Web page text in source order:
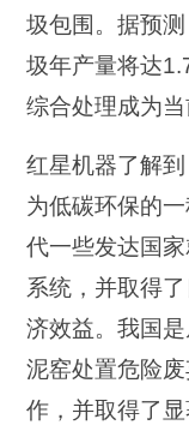
圾包围。据预
圾年产量将达
综合处理成为当
红星机器了解
为低碳环保的
代一些发达国
系统，并取得
济效益。我国
泥窑处置危险
作，并取得了